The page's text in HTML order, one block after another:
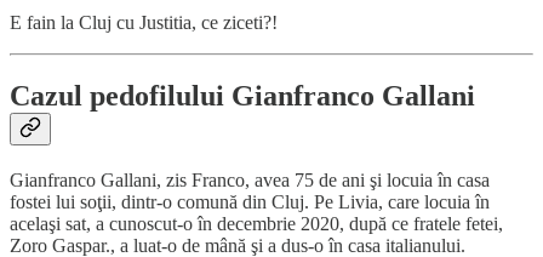
E fain la Cluj cu Justitia, ce ziceti?!
Cazul pedofilului Gianfranco Gallani
Gianfranco Gallani, zis Franco, avea 75 de ani şi locuia în casa
fostei lui soţii, dintr-o comună din Cluj. Pe Livia, care locuia în
acelaşi sat, a cunoscut-o în decembrie 2020, după ce fratele fetei,
Zoro Gaspar., a luat-o de mână şi a dus-o în casa italianului.